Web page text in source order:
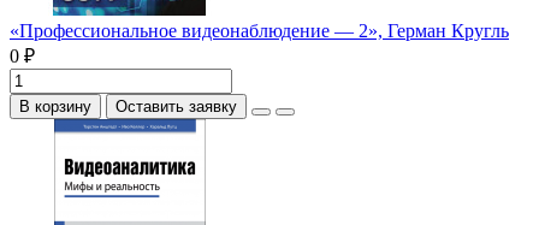
«Профессиональное видеонаблюдение — 2», Герман Кругль
0 ₽
В корзину Оставить заявку